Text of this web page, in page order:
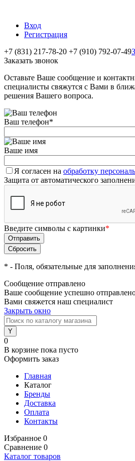
Вход
Регистрация
+7 (831) 217-78-20 +7 (910) 792-07-49
Заказать звонок
Оставьте Ваше сообщение и
специалисты свяжутся с Вами в
решения Вашего вопроса.
Ваш телефон*
Ваше имя
Я согласен на обработку
Защита от автоматического
Введите символы с картинки*
* - Поля, обязательные для
Сообщение отправлено
Ваше сообщение успешно
Вами свяжется наш специалист
Закрыть окно
0
В корзине пока пусто
Оформить заказ
Главная
Каталог
Бренды
Доставка
Оплата
Контакты
Избранное 0
Сравнение 0
Каталог товаров